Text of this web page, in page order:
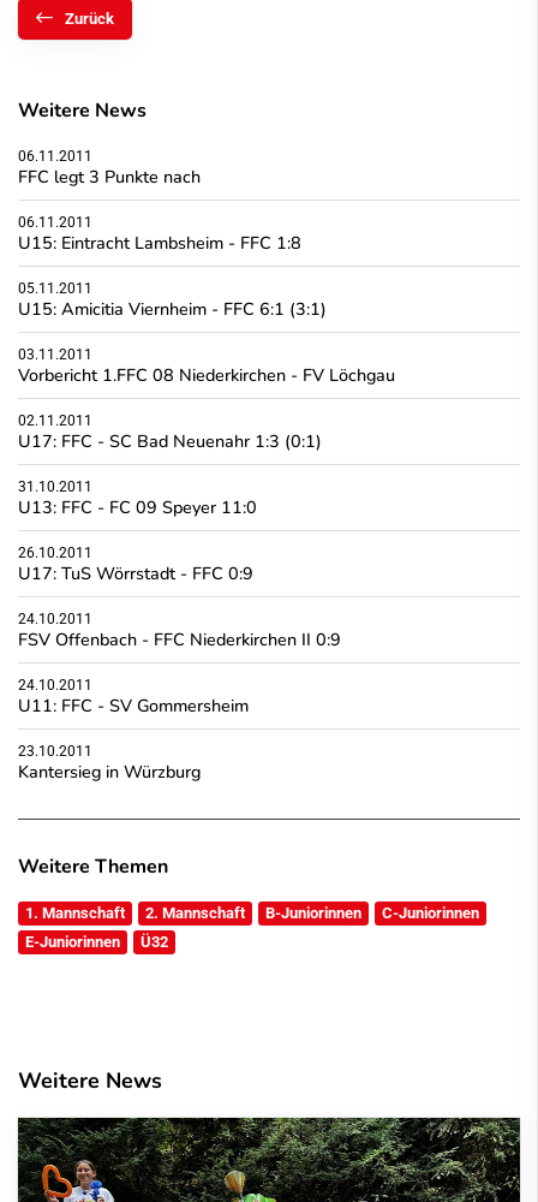
Zurück
Weitere News
06.11.2011
FFC legt 3 Punkte nach
06.11.2011
U15: Eintracht Lambsheim - FFC 1:8
05.11.2011
U15: Amicitia Viernheim - FFC 6:1 (3:1)
03.11.2011
Vorbericht 1.FFC 08 Niederkirchen - FV Löchgau
02.11.2011
U17: FFC - SC Bad Neuenahr 1:3 (0:1)
31.10.2011
U13: FFC - FC 09 Speyer 11:0
26.10.2011
U17: TuS Wörrstadt - FFC 0:9
24.10.2011
FSV Offenbach - FFC Niederkirchen II 0:9
24.10.2011
U11: FFC - SV Gommersheim
23.10.2011
Kantersieg in Würzburg
Weitere Themen
1. Mannschaft 2. Mannschaft B-Juniorinnen
C-Juniorinnen
E-Juniorinnen
Ü32
Weitere News